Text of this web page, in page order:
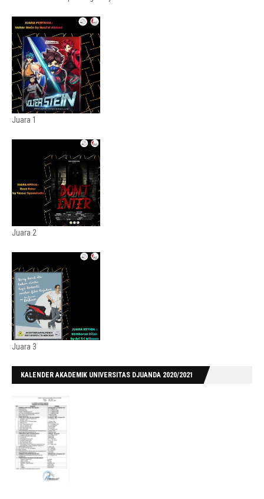
Juara 1
Juara 2
Juara 3
KALENDER AKADEMIK UNIVERSITAS DJUANDA 2020/2021